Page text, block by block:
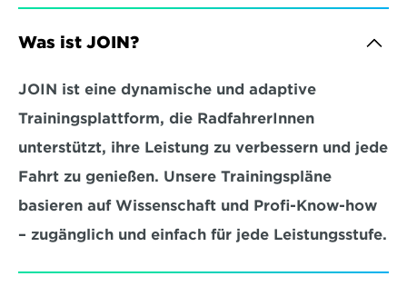
Was ist JOIN?
JOIN ist eine dynamische und adaptive
Trainingsplattform, die RadfahrerInnen
unterstützt, ihre Leistung zu verbessern und jede
Fahrt zu genießen. Unsere Trainingspläne
basieren auf Wissenschaft und Profi-Know-how
– zugänglich und einfach für jede Leistungsstufe.